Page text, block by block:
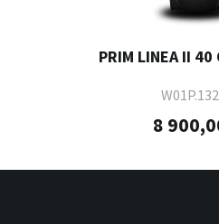
PRIM LINEA II 40
8